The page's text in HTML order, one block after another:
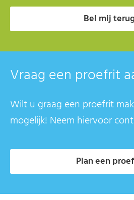
Bel mij
Vraag een proefrit
Wilt u graag een proefrit
mogelijk! Neem hiervoor
Plan een